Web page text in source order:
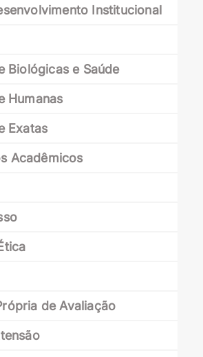
Institucional
Biológicas e Saúde
Humanas
Exatas
Acadêmicos
de Avaliação